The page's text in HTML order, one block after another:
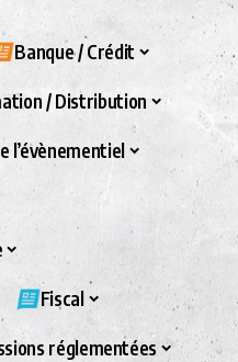
Banque / Crédit
/ Distribution
l’évènementiel
Fiscal
réglementées